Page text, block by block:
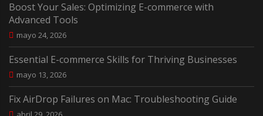
Boost Your Sales: Optimizing E-commerce with
Advanced Tools
mayo 24, 2026
Essential E-commerce Skills for Thriving Businesses
mayo 13, 2026
Fix AirDrop Failures on Mac: Troubleshooting Guide